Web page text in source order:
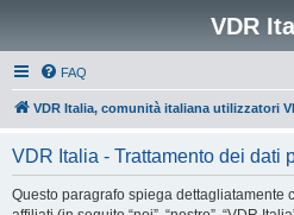
VDR
FAQ
VDR Italia, comunità italiana utilizzatori
VDR Italia - Trattamento dei dati
Questo paragrafo spiega dettagliatamente